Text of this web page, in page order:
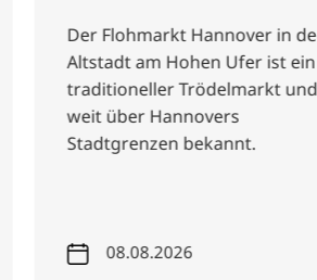
Der Flohmarkt Hannover in der
Altstadt am Hohen Ufer ist ein
traditioneller Trödelmarkt und
weit über Hannovers
Stadtgrenzen bekannt.
08.08.2026